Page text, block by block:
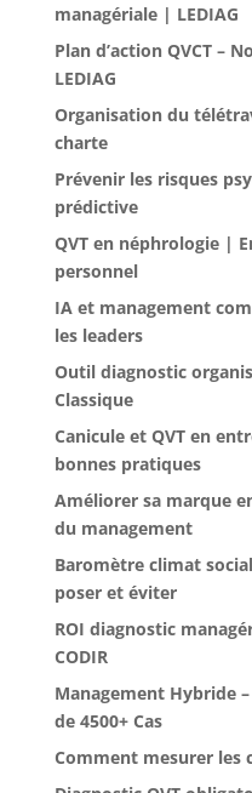
managériale | LEDIAG
Plan d’action QVCT –
LEDIAG
Organisation du
charte
Prévenir les risques
prédictive
QVT en néphrologie |
personnel
IA et management
les leaders
Outil diagnostic
Classique
Canicule et QVT en
bonnes pratiques
Améliorer sa marque
du management
Baromètre climat
poser et éviter
ROI diagnostic
CODIR
Management Hybride
de 4500+ Cas
Comment mesurer les